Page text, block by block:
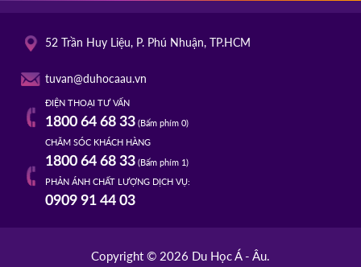
52 Trần Huy Liệu, P. Phú Nhuận, TP.HCM
tuvan@duhocaau.vn
ĐIỆN THOẠI TƯ VẤN
1800 64 68 33(Bấm phím 0)
CHĂM SÓC KHÁCH HÀNG
1800 64 68 33(Bấm phím 1)
PHẢN ÁNH CHẤT LƯỢNG DỊCH VỤ:
0909 91 44 03
Copyright © 2026 Du Học Á - Âu.